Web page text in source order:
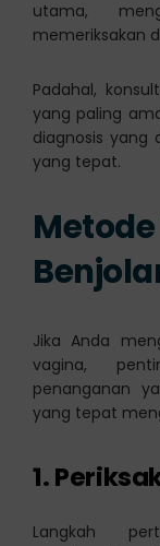
utama,
memeriksakan
Padahal,
yang paling
diagnosis yang
yang tepat.
Jika Anda
vagina,
penanganan
yang tepat
1.
Langkah